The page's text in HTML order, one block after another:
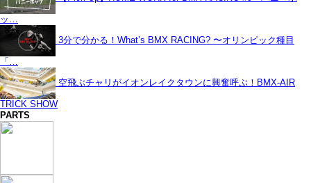
ッ…
3分で分かる！What’s BMX RACING? 〜オリンピック種目
「…
空飛ぶチャリがイオンレイクタウンに興奮呼ぶ！BMX-AIR
TRICK SHOW
PARTS